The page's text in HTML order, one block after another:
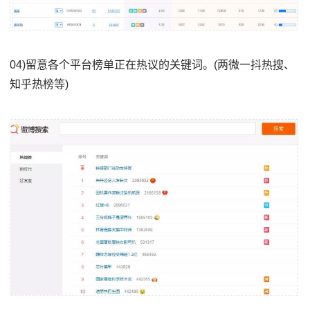
04)留意各个平台榜单正在热议的关键词。(两微一抖热搜、
知乎热榜等)